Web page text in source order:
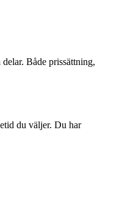
Både prissättning,
du väljer. Du har